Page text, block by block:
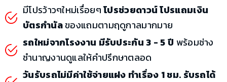
มีโปรว้าวๆใหม่เรื่อยๆโปรช่วยดาวน์ โปรแถมเงิน
บัตรกำนัลของแถมตามฤดูกาลมากมาย
รถใหม่จากโรงงาน มีรับประกัน 3 - 5 ปี พร้อมช่าง
ชำนาญงานดูแลให้คำปรึกษาตลอด
วันรับรถไม่มีค่าใช้จ่ายแฝง ทำเรื่อง 1 ชม. รับรถได้